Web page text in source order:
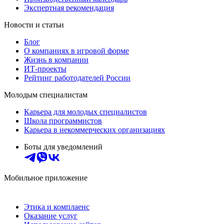
Экспертная рекомендация
Новости и статьи
Блог
О компаниях в игровой форме
Жизнь в компании
ИТ-проекты
Рейтинг работодателей России
Молодым специалистам
Карьера для молодых специалистов
Школа программистов
Карьера в некоммерческих организациях
Боты для уведомлений
Мобильное приложение
Этика и комплаенс
Оказание услуг